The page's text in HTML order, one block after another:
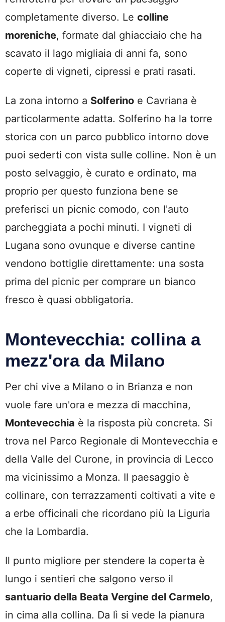
completamente diverso. Le colline
moreniche, formate dal ghiacciaio che ha
scavato il lago migliaia di anni fa, sono
coperte di vigneti, cipressi e prati rasati.
La zona intorno a Solferino e Cavriana è
particolarmente adatta. Solferino ha la torre
storica con un parco pubblico intorno dove
puoi sederti con vista sulle colline. Non è un
posto selvaggio, è curato e ordinato, ma
proprio per questo funziona bene se
preferisci un picnic comodo, con l'auto
parcheggiata a pochi minuti. I vigneti di
Lugana sono ovunque e diverse cantine
vendono bottiglie direttamente: una sosta
prima del picnic per comprare un bianco
fresco è quasi obbligatoria.
Montevecchia: collina a
mezz'ora da Milano
Per chi vive a Milano o in Brianza e non
vuole fare un'ora e mezza di macchina,
Montevecchia è la risposta più concreta. Si
trova nel Parco Regionale di Montevecchia e
della Valle del Curone, in provincia di Lecco
ma vicinissimo a Monza. Il paesaggio è
collinare, con terrazzamenti coltivati a vite e
a erbe officinali che ricordano più la Liguria
che la Lombardia.
Il punto migliore per stendere la coperta è
lungo i sentieri che salgono verso il
santuario della Beata Vergine del Carmelo,
in cima alla collina. Da lì si vede la pianura